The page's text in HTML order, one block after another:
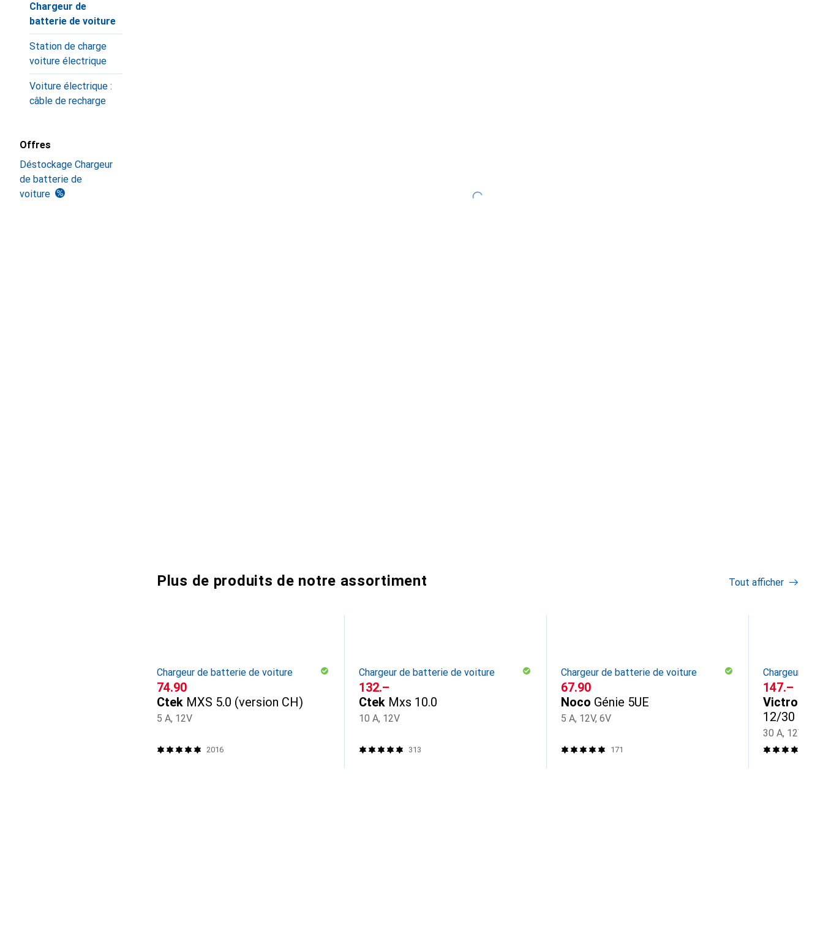
Chargeur de
batterie de voiture
Station de charge
voiture électrique
Voiture électrique :
câble de recharge
Offres
Déstockage Chargeur
de batterie de
voiture
Plus de produits de notre assortiment Tout afficher
Chargeur de batterie de voiture
CHF
74.90
Ctek MXS 5.0 (version CH)
5 A, 12V
2016
Chargeur de batterie de voiture
CHF
132.–
Ctek Mxs 10.0
10 A, 12V
313
Chargeur de batterie de voiture
CHF
67.90
Noco Génie 5UE
5 A, 12V, 6V
171
Chargeur de
CHF
147.–
Victron
12/30
30 A, 12V